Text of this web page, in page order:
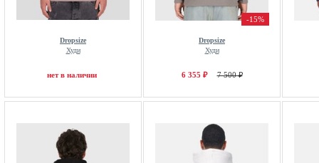
Dropsize
Худи
нет в наличии
-15%
Dropsize
Худи
6 355 ₽ 7 500 ₽